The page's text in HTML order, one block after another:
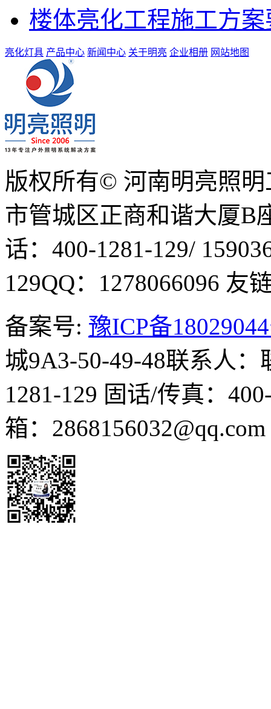
楼体亮化工程施工方
亮化灯具 产品中心 新闻中心 关于明亮 企业相册 网站地图
版权所有© 河南明亮照
市管城区正商和谐大厦B
话：400-1281-129/
129QQ：1278066096 友
备案号: 豫ICP备
城9A3-50-49-48联系人：
1281-129 固话/传真：
箱：2868156032@qq.com